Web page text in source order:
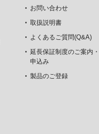
お問い合わせ
取扱説明書
よくあるご質問(Q&A)
延長保証制度のご案内
申込み
製品のご登録